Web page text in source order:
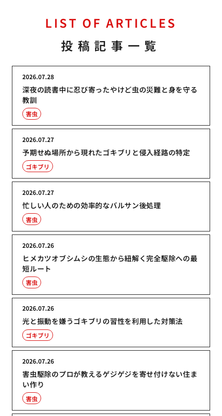
LIST OF ARTICLES
投稿記事一覧
深夜の読書中に忍び寄ったやけど虫の災難と身を守る
教訓
2026.07.28
害虫
予期せぬ場所から現れたゴキブリと侵入経路の特定
2026.07.27
ゴキブリ
忙しい人のための効率的なバルサン後処理
2026.07.27
害虫
ヒメカツオブシムシの生態から紐解く完全駆除への最
短ルート
2026.07.26
害虫
光と振動を嫌うゴキブリの習性を利用した対策法
2026.07.26
ゴキブリ
害虫駆除のプロが教えるゲジゲジを寄せ付けない住ま
い作り
2026.07.26
害虫